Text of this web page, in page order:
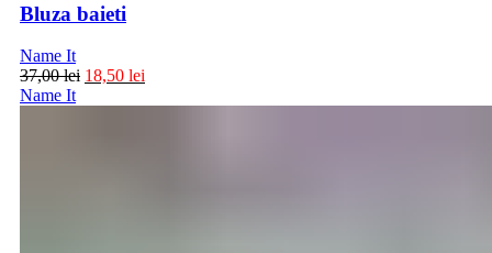
Bluza baieti
Name It
37,00lei 18,50 lei
Name It